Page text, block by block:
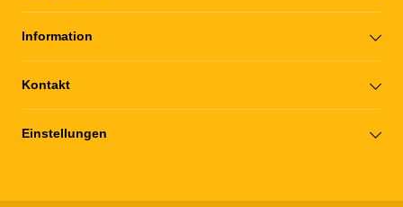
Information
Kontakt
Einstellungen